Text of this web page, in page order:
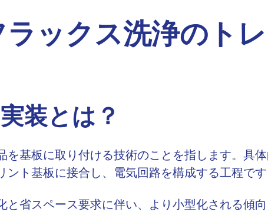
ックス洗浄のト
装とは？
を基板に取り付ける技術のことを指します。具
ント基板に接合し、電気回路を構成する工程で
と省スペース要求に伴い、より小型化される傾